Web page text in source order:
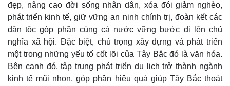
Thế giới
Quan sát
Cuộc sống đó đây
Hồ sơ
Multimedia
Video
E-Magazine
Infographic
đẹp, nâng cao đời sống nhân dân, xóa đói giảm nghèo,
phát triển kinh tế, giữ vững an ninh chính trị, đoàn kết các
dân tộc góp phần cùng cả nước vững bước đi lên chủ
nghĩa xã hội. Đặc biệt, chú trọng xây dựng và phát triển
một trong những yếu tố cốt lõi của Tây Bắc đó là văn hóa.
Bên cạnh đó, tập trung phát triển du lịch trở thành ngành
kinh tế mũi nhọn, góp phần hiệu quả giúp Tây Bắc thoát